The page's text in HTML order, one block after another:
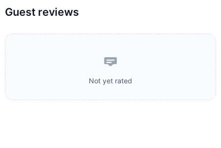
Guest reviews
Not yet rated